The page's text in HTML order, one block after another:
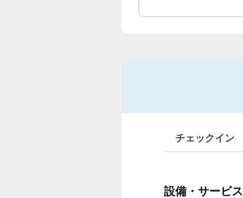
チェックイン
設備・サービス